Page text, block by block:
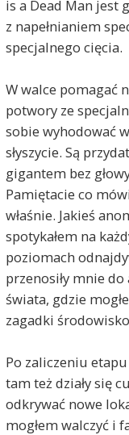
is a Dead Man jest
z napełnianiem
specjalnego cięcia.
W walce pomagać
potwory ze
sobie wyhodować
słyszycie. Są
gigantem bez
Pamiętacie co
właśnie. Jakieś
spotykałem na
poziomach
przenosiły mnie
świata, gdzie
zagadki
Po zaliczeniu
tam też działy się
odkrywać nowe
mogłem walczyć i